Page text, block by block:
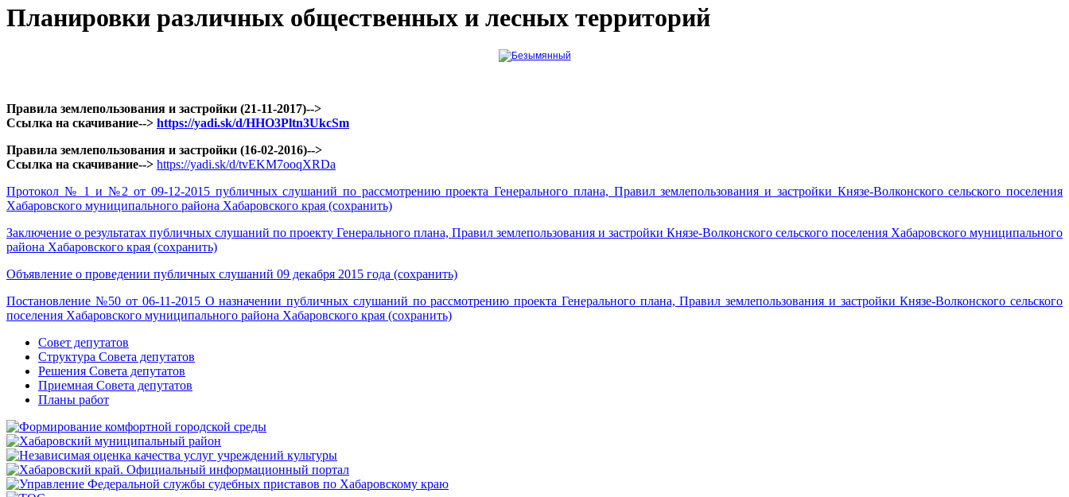
Планировки различных общественных и лесных территорий
Правила землепользования и застройки (21-11-2017)-->
Ссылка на скачивание--> https://yadi.sk/d/HHO3Pltn3UkcSm
Правила землепользования и застройки (16-02-2016)-->
Ссылка на скачивание--> https://yadi.sk/d/tvEKM7ooqXRDa
Протокол № 1 и №2 от 09-12-2015 публичных слушаний по рассмотрению проекта Генерального плана, Правил землепользования и застройки Князе-Волконского сельского поселения
Хабаровского муниципального района Хабаровского края (сохранить)
Заключение о результатах публичных слушаний по проекту Генерального плана, Правил землепользования и застройки Князе-Волконского сельского поселения Хабаровского муниципального
района Хабаровского края (сохранить)
Объявление о проведении публичных слушаний 09 декабря 2015 года (сохранить)
Постановление №50 от 06-11-2015 О назначении публичных слушаний по рассмотрению проекта Генерального плана, Правил землепользования и застройки Князе-Волконского сельского
поселения Хабаровского муниципального района Хабаровского края (сохранить)
Совет депутатов
Структура Совета депутатов
Решения Совета депутатов
Приемная Совета депутатов
Планы работ